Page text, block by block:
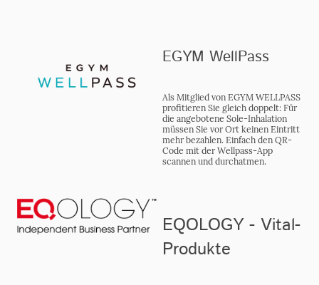
EGYM WellPass
Als Mitglied von EGYM WELLPASS
profitieren Sie gleich doppelt: Für
die angebotene Sole-Inhalation
müssen Sie vor Ort keinen Eintritt
mehr bezahlen. Einfach den QR-
Code mit der Wellpass-App
scannen und durchatmen.
EQOLOGY - Vital-
Produkte